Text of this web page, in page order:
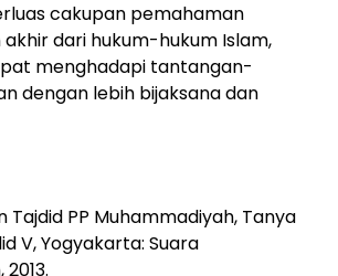
cakupan pemahaman
dari hukum-hukum Islam,
menghadapi tantangan-
dengan lebih bijaksana dan
Tajdid PP Muhammadiyah, Tanya
V, Yogyakarta: Suara